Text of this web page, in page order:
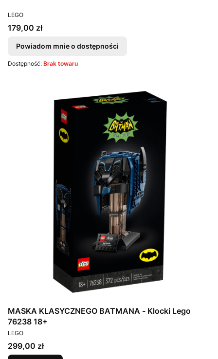
PRODUCENT
LEGO
Cena
179,00 zł
Powiadom mnie o dostępności
Dostępność: Brak towaru
MASKA KLASYCZNEGO BATMANA - Klocki Lego
76238 18+
PRODUCENT
LEGO
Cena
299,00 zł